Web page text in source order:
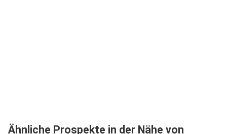
Ähnliche Prospekte in der Nähe von